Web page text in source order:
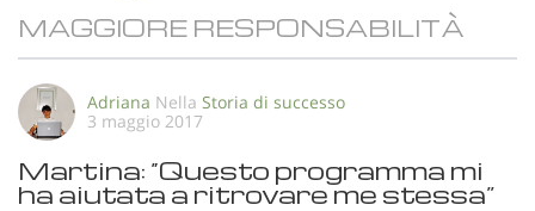
MAGGIORE RESPONSABILITÀ
Adriana Nella Storia di successo
3 maggio 2017
Martina: “Questo programma mi
ha aiutata a ritrovare me stessa”